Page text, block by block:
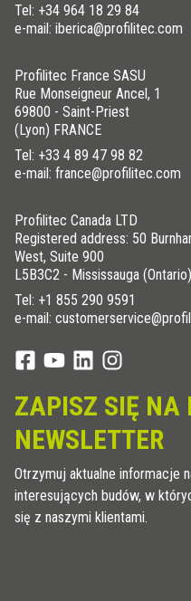
Tel: +34 964 18 29 84
e-mail: iberica@profilitec.com
Profilitec France SASU
Rue Monseigneur Ancel, 1
69800 - Saint-Priest
(Lyon) FRANCE
Tel: +33 4 89 47 98 82
e-mail: france@profilitec.com
Profilitec Canada LTD
Registered address: 50
West, Suite 900
L5B3C2 - Mississauga
Tel: +1 855 290 9591
e-mail:
ZAPISZ SIĘ NA
NEWSLETTER
Otrzymuj aktualne informacje
interesujących budów, w
się z naszymi klientami.